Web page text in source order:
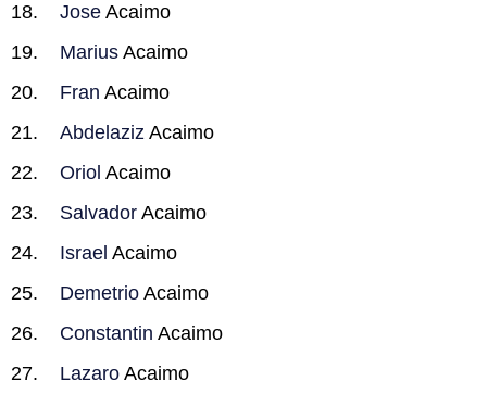
Jose Acaimo
Marius Acaimo
Fran Acaimo
Abdelaziz Acaimo
Oriol Acaimo
Salvador Acaimo
Israel Acaimo
Demetrio Acaimo
Constantin Acaimo
Lazaro Acaimo